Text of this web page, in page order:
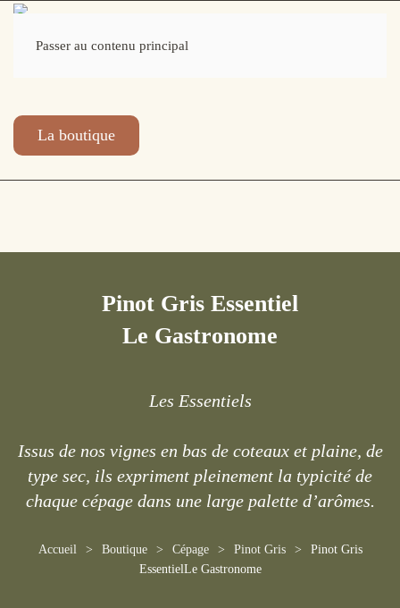
Passer au contenu principal
La boutique
Pinot Gris Essentiel
Le Gastronome
Les Essentiels
Issus de nos vignes en bas de coteaux et plaine, de
type sec, ils expriment pleinement la typicité de
chaque cépage dans une large palette d’arômes.
Accueil Boutique Cépage Pinot Gris
Pinot Gris
EssentielLe Gastronome